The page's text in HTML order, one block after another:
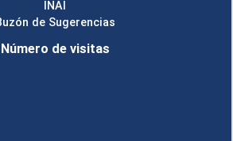
INAI
de Sugerencias
Número de visitas